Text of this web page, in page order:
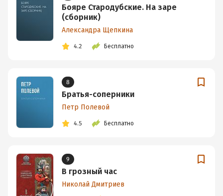
Бояре Стародубские. На заре
(сборник)
Александра Щепкина
4.2 Бесплатно
8
Братья-соперники
Петр Полевой
4.5 Бесплатно
9
В грозный час
Николай Дмитриев